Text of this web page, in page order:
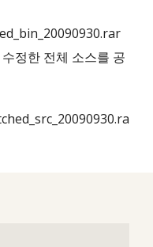
정한 전체 소스를 공